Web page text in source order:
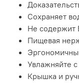
Сохраняет
Не
Пищевая
Увлажняйте
Крышка и